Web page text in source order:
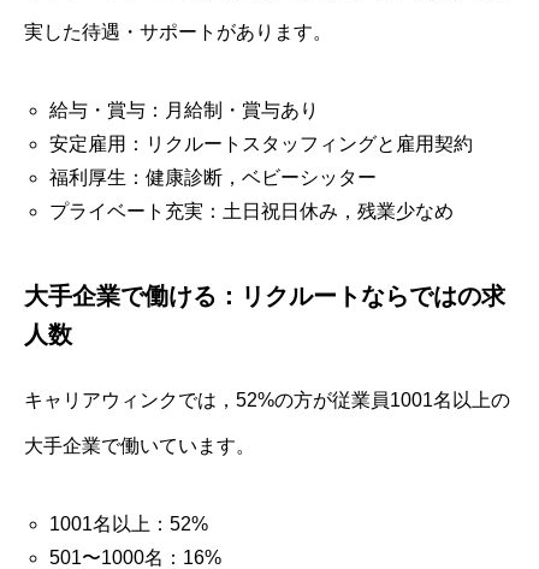
実した待遇・サポートがあります。
給与・賞与：月給制・賞与あり
安定雇用：リクルートスタッフィングと雇用契約
福利厚生：健康診断，ベビーシッター
プライベート充実：土日祝日休み，残業少なめ
大手企業で働ける：リクルートならではの求
人数
キャリアウィンクでは，52%の方が従業員1001名以上の
大手企業で働いています。
1001名以上：52%
501〜1000名：16%